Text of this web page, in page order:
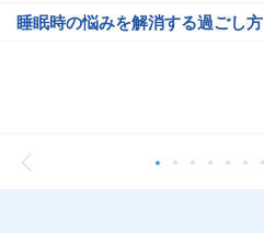
睡眠時の悩みを解消する過ごし方